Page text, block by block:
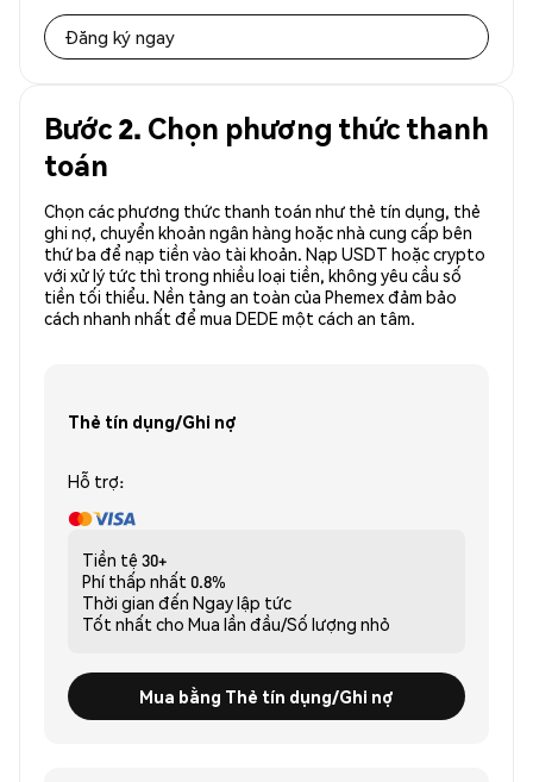
Đăng ký ngay
Bước 2. Chọn phương thức thanh
toán
Chọn các phương thức thanh toán như thẻ tín dụng, thẻ
ghi nợ, chuyển khoản ngân hàng hoặc nhà cung cấp bên
thứ ba để nạp tiền vào tài khoản. Nạp USDT hoặc crypto
với xử lý tức thì trong nhiều loại tiền, không yêu cầu số
tiền tối thiểu. Nền tảng an toàn của Phemex đảm bảo
cách nhanh nhất để mua DEDE một cách an tâm.
Thẻ tín dụng/Ghi nợ
Hỗ trợ:
Tiền tệ 30+
Phí thấp nhất 0.8%
Thời gian đến Ngay lập tức
Tốt nhất cho Mua lần đầu/Số lượng nhỏ
Mua bằng Thẻ tín dụng/Ghi nợ